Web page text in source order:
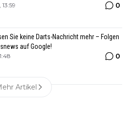
0
Sie keine Darts-Nachricht mehr – Folgen
auf Google!
0
Artikel